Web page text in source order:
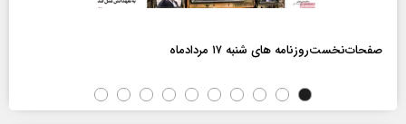
صفحات‌نخست‌روزنامه ها‌ی شنبه ۱۷ مردادماه